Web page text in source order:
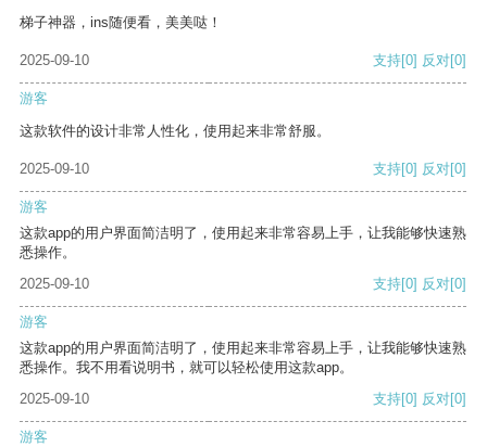
梯子神器，ins随便看，美美哒！
2025-09-10 支持[0] 反对[0]
游客
这款软件的设计非常人性化，使用起来非常舒服。
2025-09-10 支持[0] 反对[0]
游客
这款app的用户界面简洁明了，使用起来非常容易上手，让我能够快速熟
悉操作。
2025-09-10
支持[0] 反对[0]
游客
这款app的用户界面简洁明了，使用起来非常容易上手，让我能够快速熟
悉操作。我不用看说明书，就可以轻松使用这款app。
2025-09-10
支持[0] 反对[0]
游客